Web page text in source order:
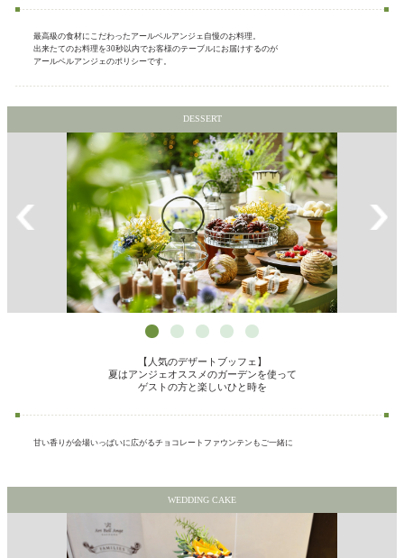
最高級の食材にこだわったアールベルアンジェ自慢のお料理。
出来たてのお料理を30秒以内でお客様のテーブルにお届けするのが
アールベルアンジェのポリシーです。
DESSERT
【人気のデザートブッフェ】
夏はアンジェオススメのガーデンを使って
ゲストの方と楽しいひと時を
甘い香りが会場いっぱいに広がるチョコレートファウンテンもご一緒に
WEDDING CAKE